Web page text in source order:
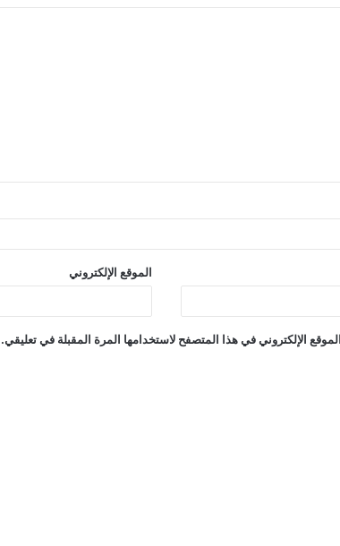
الموقع الإلكتروني
الإلكتروني في هذا المتصفح لاستخدامها المرة المقبلة في تعليقي.